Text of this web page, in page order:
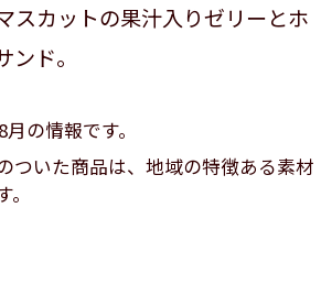
スカットの果汁入りゼリーとホ
ド。
の情報です。
ついた商品は、地域の特徴ある素材